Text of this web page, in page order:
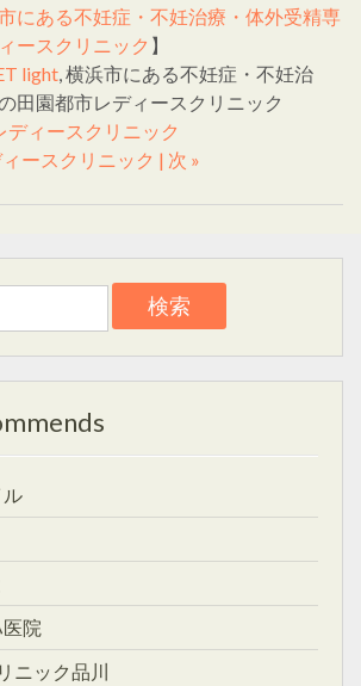
にある不妊症・不妊治療・体外受精専
ースクリニック 】
light, 横浜市にある不妊症・不妊治
田園都市レディースクリニック
ディースクリニック
ースクリニック | 次 »
院
ニック品川